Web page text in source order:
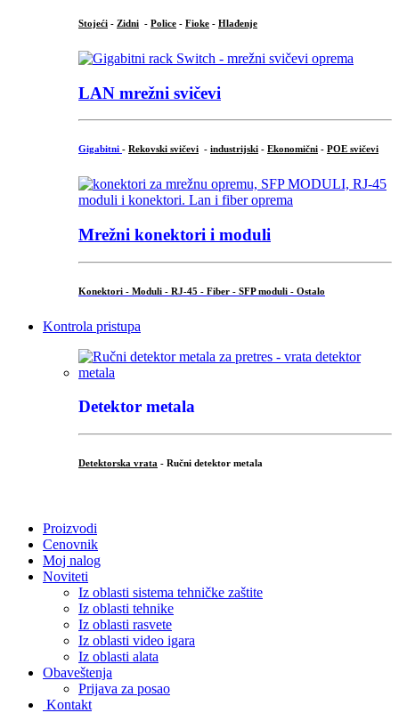
Stojeći - Zidni - Police - Fioke - Hlađenje
LAN mrežni svičevi
Gigabitni - Rekovski svičevi - industrijski - Ekonomični - POE svičevi
Mrežni konektori i moduli
Konektori - Moduli - RJ-45 - Fiber - SFP moduli - Ostalo
Kontrola pristupa
Detektor metala
Detektorska vrata - Ručni detektor metala
Proizvodi
Cenovnik
Moj nalog
Noviteti
Iz oblasti sistema tehničke zaštite
Iz oblasti tehnike
Iz oblasti rasvete
Iz oblasti video igara
Iz oblasti alata
Obaveštenja
Prijava za posao
Kontakt